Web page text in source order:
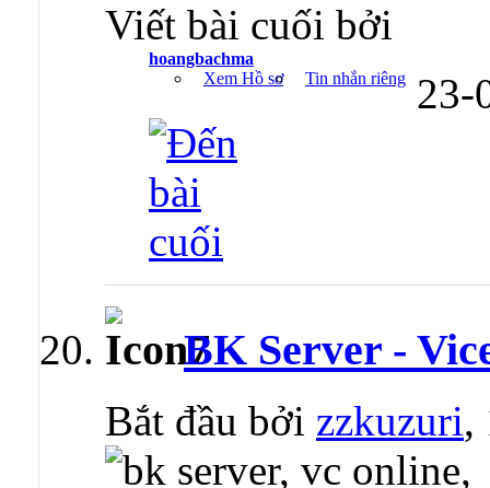
Viết bài cuối bởi
hoangbachma
Xem Hồ sơ
Tin nhắn riêng 23-
BK Server -
Bắt đầu bởi zzkuzuri,